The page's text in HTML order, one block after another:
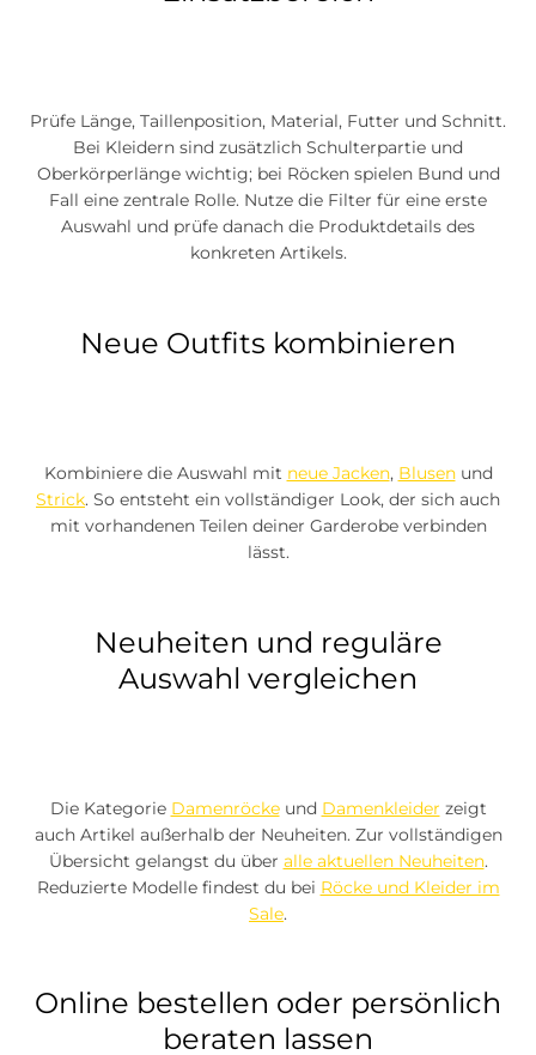
Prüfe Länge, Taillenposition, Material, Futter und Schnitt.
Bei Kleidern sind zusätzlich Schulterpartie und
Oberkörperlänge wichtig; bei Röcken spielen Bund und
Fall eine zentrale Rolle. Nutze die Filter für eine erste
Auswahl und prüfe danach die Produktdetails des
konkreten Artikels.
Neue Outfits kombinieren
Kombiniere die Auswahl mit neue Jacken, Blusenund
Strick. So entsteht ein vollständiger Look, der sich auch
mit vorhandenen Teilen deiner Garderobe verbinden
lässt.
Neuheiten und reguläre
Auswahl vergleichen
Die Kategorie Damenröckeund Damenkleider zeigt
auch Artikel außerhalb der Neuheiten. Zur vollständigen
Übersicht gelangst du über alle aktuellen Neuheiten.
Reduzierte Modelle findest du bei Röcke und Kleider im
Sale.
Online bestellen oder persönlich
beraten lassen